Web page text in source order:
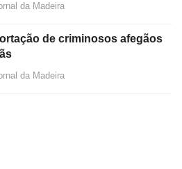
da Madeira
de criminosos afegãos
da Madeira